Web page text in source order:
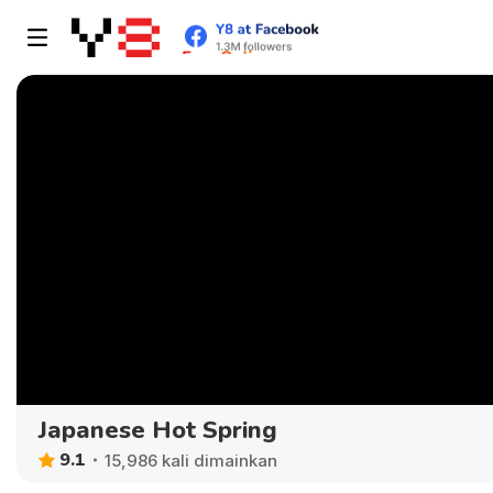
Japanese Hot Spring
9.1 15,986 kali dimainkan